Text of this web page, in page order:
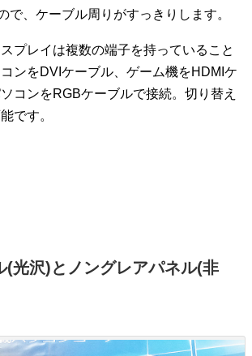
で、ケーブル周りがすっきりします。
プレイは複数の端子を持っていること
ンをDVIケーブル、ゲーム機をHDMIケ
コンをRGBケーブルで接続。切り替え
です。
(光沢)とノングレアパネル(非